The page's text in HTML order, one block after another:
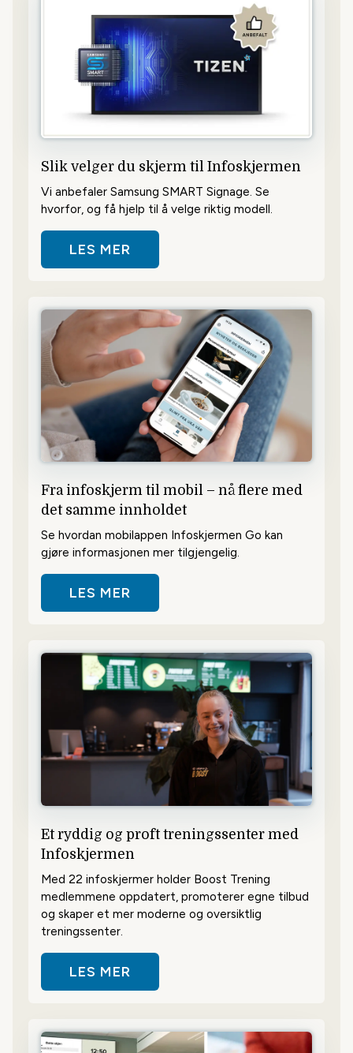
Slik velger du skjerm til Infoskjermen
Vi anbefaler Samsung SMART Signage. Se
hvorfor, og få hjelp til å velge riktig modell.
LES MER
OM SLIK VELGER DU SKJERM TIL
Fra infoskjerm til mobil – nå flere med
det samme innholdet
Se hvordan mobilappen Infoskjermen Go kan
gjøre informasjonen mer tilgjengelig.
LES MER
OM FRA INFOSKJERM TIL MOBIL
Et ryddig og proft treningssenter med
Infoskjermen
Med 22 infoskjermer holder Boost Trening
medlemmene oppdatert, promoterer egne tilbud
og skaper et mer moderne og oversiktlig
treningssenter.
LES MER
OM ET RYDDIG OG PROFT